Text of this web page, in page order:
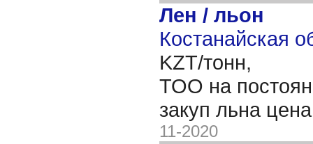
Лен / льон
Костанайская
KZT/тонн,
ТОО на
закуп льна
11-2020